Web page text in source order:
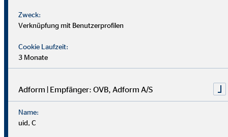
Zweck:
Verknüpfung mit Benutzerprofilen
Cookie Laufzeit:
3 Monate
Adform | Empfänger: OVB, Adform A/S
Name:
uid, C